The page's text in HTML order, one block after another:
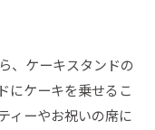
、ケーキスタンドの
にケーキを乗せるこ
ィーやお祝いの席に